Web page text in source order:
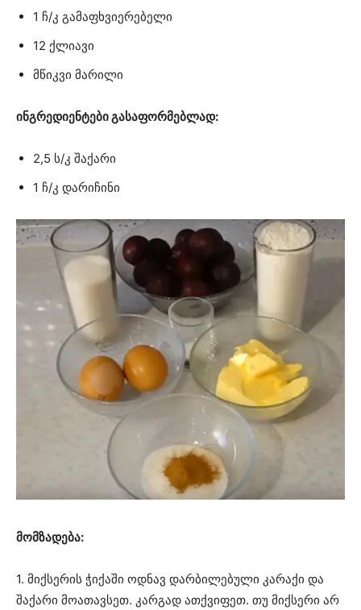
1 ჩ/კ გამაფხვიერებელი
12 ქლიავი
მწიკვი მარილი
ინგრედიენტები გასაფორმებლად:
2,5 ს/კ შაქარი
1 ჩ/კ დარიჩინი
მომზადება:
1. მიქსერის ჭიქაში ოდნავ დარბილებული კარაქი და
შაქარი მოათავსეთ. კარგად ათქვიფეთ. თუ მიქსერი არ